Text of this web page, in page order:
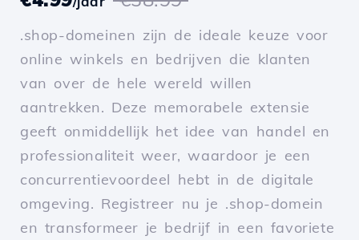
.shop-domeinen zijn de ideale keuze voor
online winkels en bedrijven die klanten
van over de hele wereld willen
aantrekken. Deze memorabele extensie
geeft onmiddellijk het idee van handel en
professionaliteit weer, waardoor je een
concurrentievoordeel hebt in de digitale
omgeving. Registreer nu je .shop-domein
en transformeer je bedrijf in een favoriete